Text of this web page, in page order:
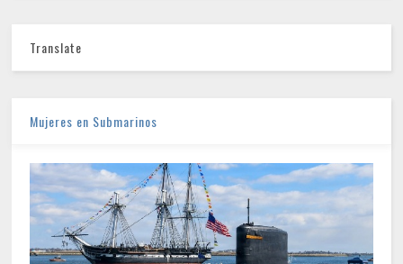
Translate
Mujeres en Submarinos